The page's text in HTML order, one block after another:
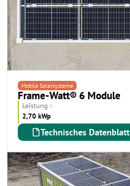
Mobile Solarsysteme
Frame-Watt® 6 Module
Leistung :
2,70 kWp
Technisches Datenblatt